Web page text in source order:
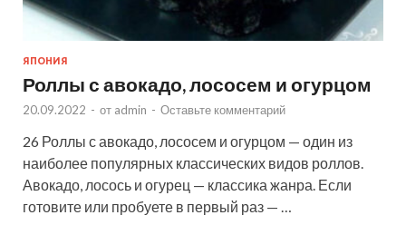
ЯПОНИЯ
Роллы с авокадо, лососем и огурцом
20.09.2022 - от admin - Оставьте комментарий
26 Роллы с авокадо, лососем и огурцом — один из
наиболее популярных классических видов роллов.
Авокадо, лосось и огурец — классика жанра. Если
готовите или пробуете в первый раз — …